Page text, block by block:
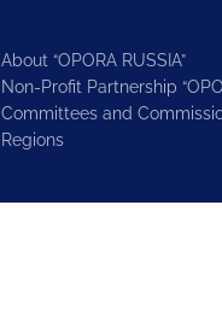
About “OPORA RUSSIA”
Non-Profit Partnership
Committees and
Regions